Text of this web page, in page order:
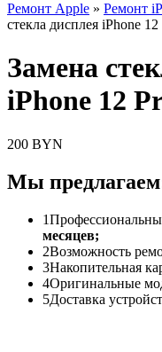
Ремонт Apple » Ремонт
стекла дисплея iPhone 12
Замена
iPhone 12
200 BYN
Мы
1
месяцев;
2Возможность
3Накопительная
4Оригинальные
5Доставка